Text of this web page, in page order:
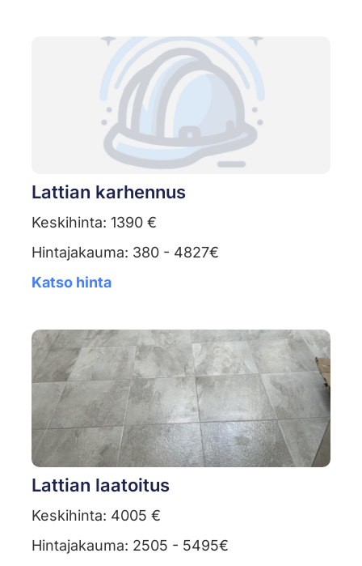
Lattian karhennus
Keskihinta: 1390 €
Hintajakauma: 380 - 4827€
Katso hinta
Lattian laatoitus
Keskihinta: 4005 €
Hintajakauma: 2505 - 5495€